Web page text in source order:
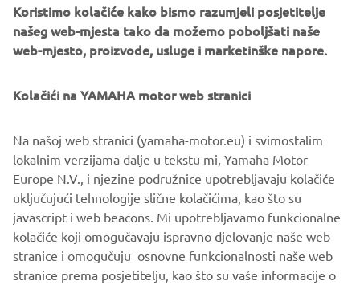
— Fabrice Lacoume, Marine Director at
Yamaha Motor Europe
MARCOPOLO ADVENTURE YACHTS EmPowered by
reinforcing Yamaha Motor Europe’s ongoing commitment
to supporting innovative boatbuilders and delivering
complete propulsion solutions across diverse marine
segments.
DISCOVER MORE
Koristimo kolačiće kako bismo razumjeli posjetitelje
našeg web-mjesta tako da možemo poboljšati naše
web-mjesto, proizvode, usluge i marketinške napore.
Kolačići na YAMAHA motor web stranici
Na našoj web stranici (yamaha-motor.eu) i svimostalim
lokalnim verzijama dalje u tekstu mi, Yamaha Motor
Europe N.V., i njezine podružnice upotrebljavaju kolačiće
uključujući tehnologije slične kolačićima, kao što su
javascript i web beacons. Mi upotrebljavamo funkcionalne
kolačiće koji omogučavaju ispravno djelovanje naše web
stranice i omogučuju osnovne funkcionalnosti naše web
stranice prema posjetitelju, kao što su vaše informacije o